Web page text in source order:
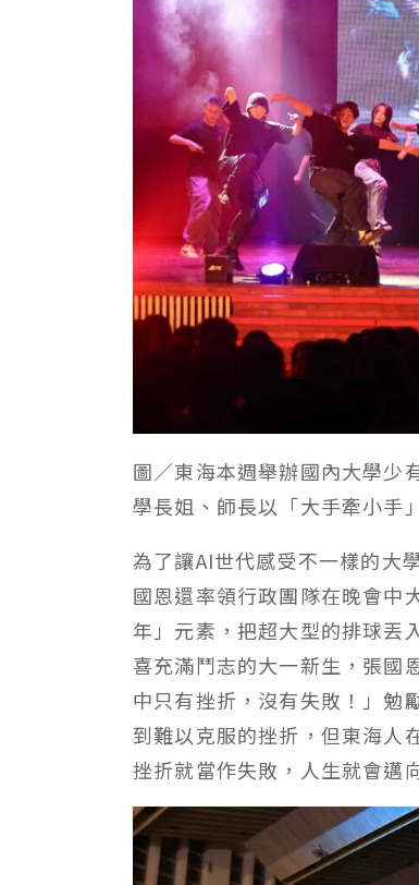
圖／東海本週舉辦國內大學少
學長姐、師長以「大手牽小手
為了讓AI世代感受不一樣的大
國恩還率領行政團隊在晚會中
年」元素，把超大型的排球丟
喜充滿鬥志的大一新生，張國
中只有挫折，沒有失敗！」勉
到難以克服的挫折，但東海人
挫折就當作失敗，人生就會邁